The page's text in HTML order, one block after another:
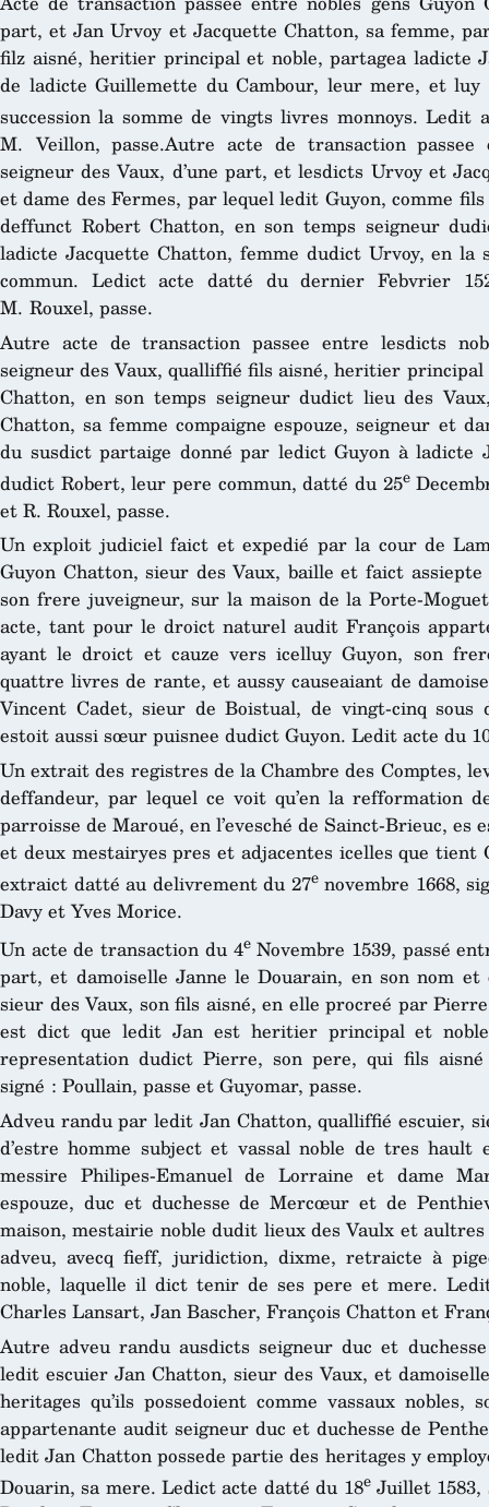
part, et Jan Urvoy et Jacquette Chatton, sa femme,
filz aisné, heritier principal et noble, partagea ladicte
de ladicte Guillemette du Cambour, leur mere, et
succession la somme de vingts livres monnoys. Ledit
M. Veillon, passe.Autre acte de transaction
seigneur des Vaux, d’une part, et lesdicts Urvoy et
et dame des Fermes, par lequel ledit Guyon, comme
deffunct Robert Chatton, en son temps seigneur
ladicte Jacquette Chatton, femme dudict Urvoy, en la
commun. Ledict acte datté du dernier Febvrier
M. Rouxel, passe.
Autre acte de transaction passee entre lesdicts
seigneur des Vaux, qualliffié fils aisné, heritier
Chatton, en son temps seigneur dudict lieu des
Chatton, sa femme compaigne espouze, seigneur et
du susdict partaige donné par ledict Guyon à ladicte
dudict Robert, leur pere commun, datté du 25e
et R. Rouxel, passe.
Un exploit judiciel faict et expedié par la cour de
Guyon Chatton, sieur des Vaux, baille et faict
son frere juveigneur, sur la maison de la Porte-
acte, tant pour le droict naturel audit François
ayant le droict et cauze vers icelluy Guyon, son
quattre livres de rante, et aussy causeaiant de
Vincent Cadet, sieur de Boistual, de vingt-cinq
estoit aussi sœur puisnee dudict Guyon. Ledit acte du
Un extrait des registres de la Chambre des Comptes,
deffandeur, par lequel ce voit qu’en la refformation
parroisse de Maroué, en l’evesché de Sainct-Brieuc,
et deux mestairyes pres et adjacentes icelles que
extraict datté au delivrement du 27enovembre 1668,
Davy et Yves Morice.
Un acte de transaction du 4eNovembre 1539, passé
part, et damoiselle Janne le Douarain, en son nom
sieur des Vaux, son fils aisné, en elle procreé par
est dict que ledit Jan est heritier principal et
representation dudict Pierre, son pere, qui fils
signé : Poullain, passe et Guyomar, passe.
Adveu randu par ledit Jan Chatton, qualliffié escuier,
d’estre homme subject et vassal noble de tres
messire Philipes-Emanuel de Lorraine et dame
espouze, duc et duchesse de Mercœur et de
maison, mestairie noble dudit lieux des Vaulx et
adveu, avecq fieff, juridiction, dixme, retraicte à
noble, laquelle il dict tenir de ses pere et mere.
Charles Lansart, Jan Bascher, François Chatton et
Autre adveu randu ausdicts seigneur duc et
ledit escuier Jan Chatton, sieur des Vaux, et
heritages qu’ils possedoient comme vassaux
appartenante audit seigneur duc et duchesse de
ledit Jan Chatton possede partie des heritages y
Douarin, sa mere. Ledict acte datté du 18eJuillet 1583,